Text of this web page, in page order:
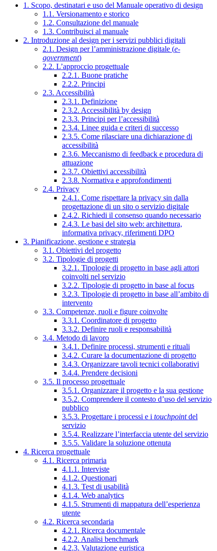
1. Scopo, destinatari e uso del Manuale operativo di design
1.1. Versionamento e storico
1.2. Consultazione del manuale
1.3. Contribuisci al manuale
2. Introduzione al design per i servizi pubblici digitali
2.1. Design per l’amministrazione digitale (e-
government)
2.2. L’approccio progettuale
2.2.1. Buone pratiche
2.2.2. Principi
2.3. Accessibilità
2.3.1. Definizione
2.3.2. Accessibilità by design
2.3.3. Principi per l’accessibilità
2.3.4. Linee guida e criteri di successo
2.3.5. Come rilasciare una dichiarazione di
accessibilità
2.3.6. Meccanismo di feedback e procedura di
attuazione
2.3.7. Obiettivi accessibilità
2.3.8. Normativa e approfondimenti
2.4. Privacy
2.4.1. Come rispettare la privacy sin dalla
progettazione di un sito o servizio digitale
2.4.2. Richiedi il consenso quando necessario
2.4.3. Le basi del sito web: architettura,
informativa privacy, riferimenti DPO
3. Pianificazione, gestione e strategia
3.1. Obiettivi del progetto
3.2. Tipologie di progetti
3.2.1. Tipologie di progetto in base agli attori
coinvolti nel servizio
3.2.2. Tipologie di progetto in base al focus
3.2.3. Tipologie di progetto in base all’ambito di
intervento
3.3. Competenze, ruoli e figure coinvolte
3.3.1. Coordinatore di progetto
3.3.2. Definire ruoli e responsabilità
3.4. Metodo di lavoro
3.4.1. Definire processi, strumenti e rituali
3.4.2. Curare la documentazione di progetto
3.4.3. Organizzare tavoli tecnici collaborativi
3.4.4. Prendere decisioni
3.5. Il processo progettuale
3.5.1. Organizzare il progetto e la sua gestione
3.5.2. Comprendere il contesto d’uso del servizio
pubblico
3.5.3. Progettare i processi e i touchpointdel
servizio
3.5.4. Realizzare l’interfaccia utente del servizio
3.5.5. Validare la soluzione ottenuta
4. Ricerca progettuale
4.1. Ricerca primaria
4.1.1. Interviste
4.1.2. Questionari
4.1.3. Test di usabilità
4.1.4. Web analytics
4.1.5. Strumenti di mappatura dell’esperienza
utente
4.2. Ricerca secondaria
4.2.1. Ricerca documentale
4.2.2. Analisi benchmark
4.2.3. Valutazione euristica